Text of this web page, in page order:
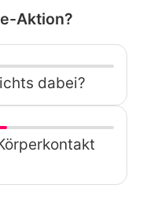
Aktion?
dabei?